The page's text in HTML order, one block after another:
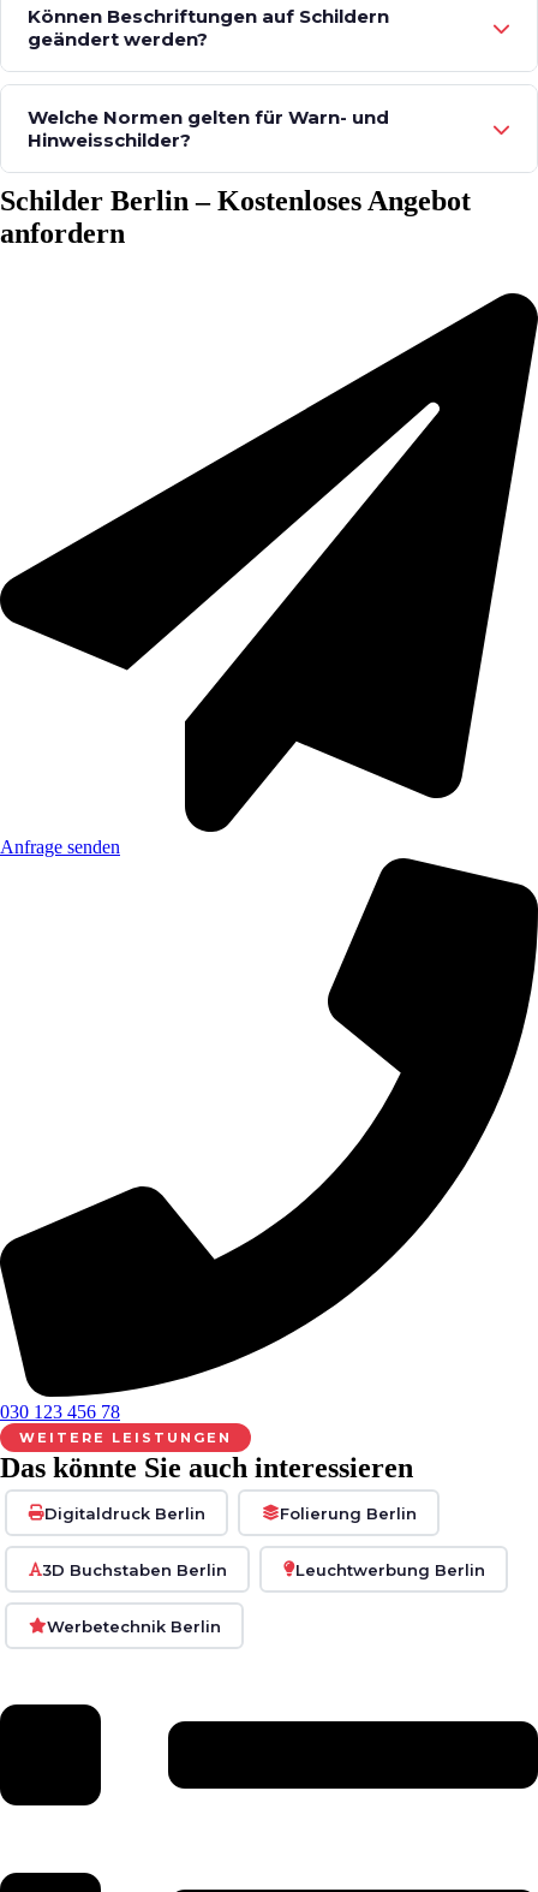
Können Beschriftungen auf Schildern
geändert werden?
Welche Normen gelten für Warn- und
Hinweisschilder?
Schilder Berlin – Kostenloses Angebot
anfordern
Anfrage senden
030 123 456 78
WEITERE LEISTUNGEN
Das könnte Sie auch interessieren
Digitaldruck Berlin Folierung Berlin
3D Buchstaben Berlin Leuchtwerbung Berlin
Werbetechnik Berlin